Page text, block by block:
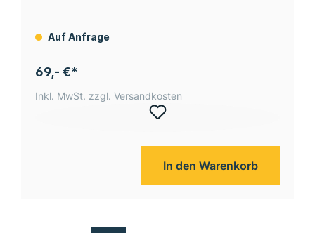
Auf Anfrage
69,- €*
Inkl. MwSt. zzgl. Versandkosten
In den Warenkorb